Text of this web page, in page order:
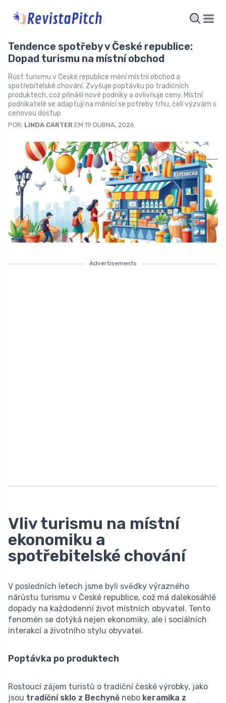
Tendence spotřeby v České republice:
Dopad turismu na místní obchod
Růst turismu v České republice mění místní obchod a
spotřebitelské chování. Zvyšuje poptávku po tradičních
produktech, což přináší nové podniky a ovlivňuje ceny. Místní
podnikatelé se adaptují na měnící se potřeby trhu, čelí výzvám s
cenovou dostup
POR: LINDA CARTER EM 19 DUBNA, 2026
Advertisements
Vliv turismu na místní
ekonomiku a
spotřebitelské chování
V posledních letech jsme byli svědky výrazného
nárůstu turismu v České republice, což má dalekosáhlé
dopady na každodenní život místních obyvatel. Tento
fenomén se dotýká nejen ekonomiky, ale i sociálních
interakcí a životního stylu obyvatel.
Poptávka po produktech
Rostoucí zájem turistů o tradiční české výrobky, jako
jsou tradiční sklo z Bechyně nebo keramika z